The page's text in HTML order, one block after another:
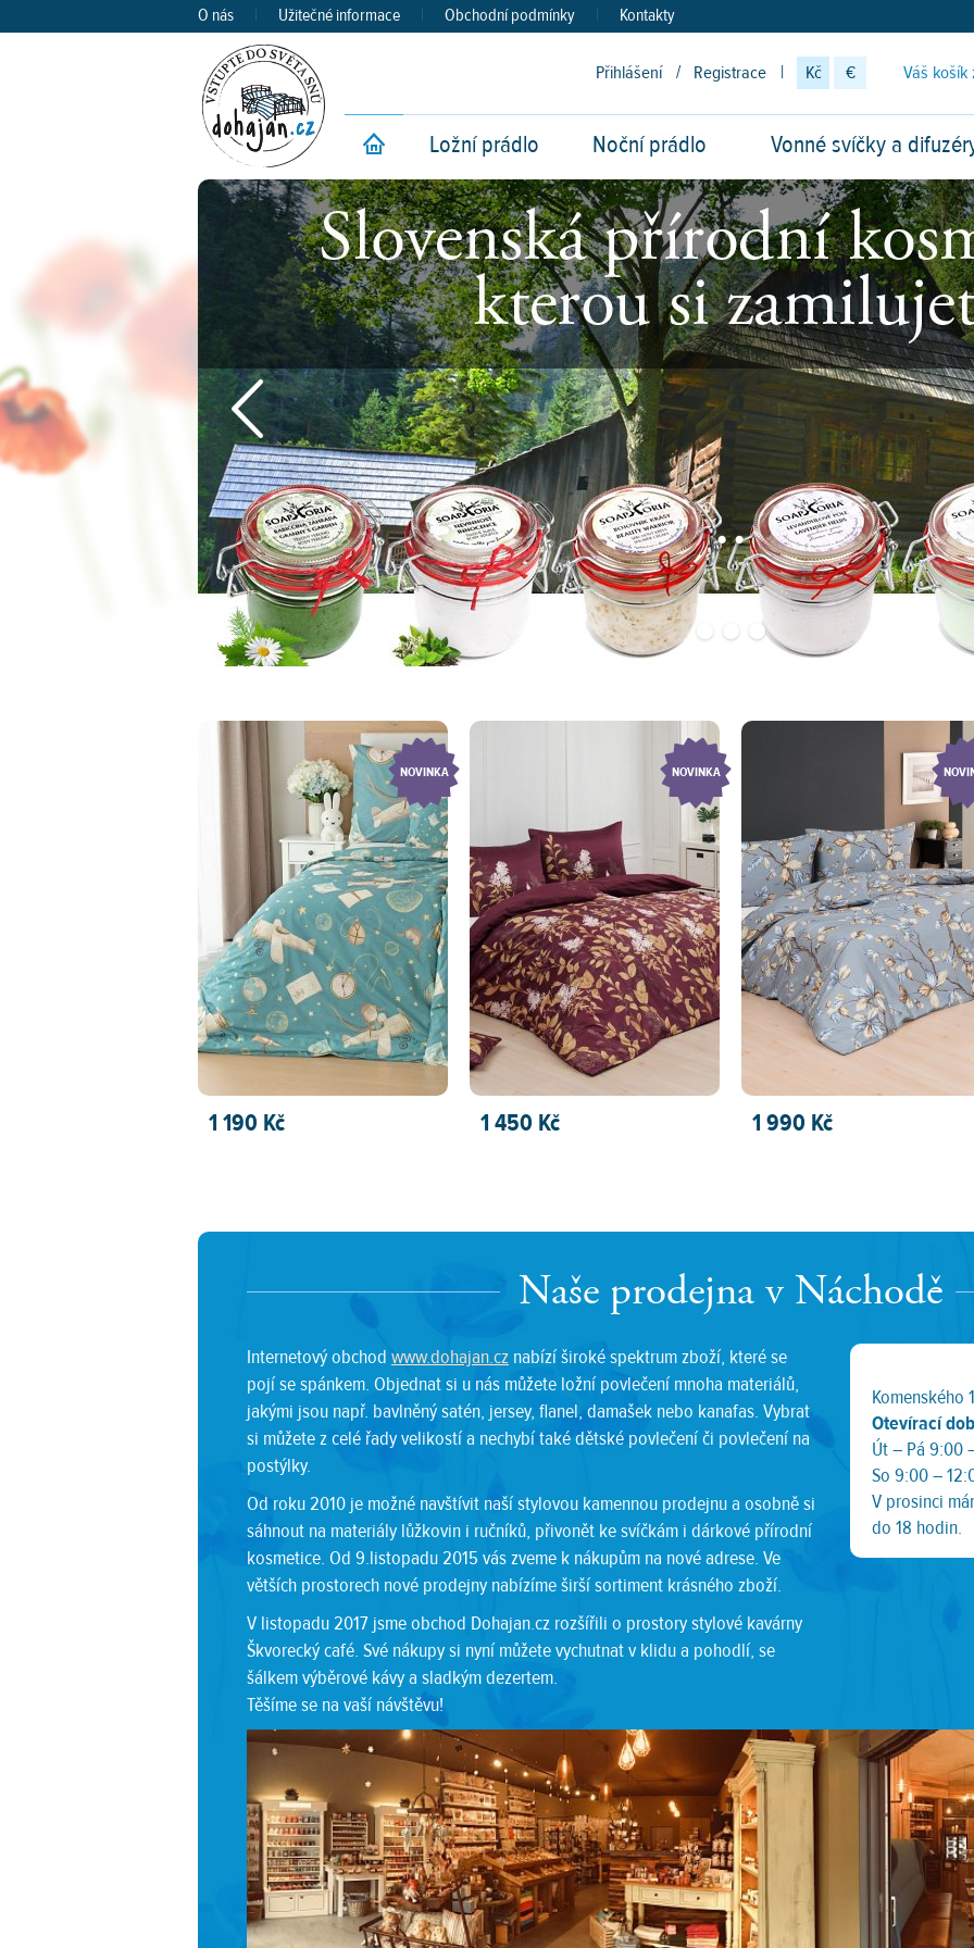
O nás | Užitečné informace | Obchodní podmínky | Kontakty
Přihlášení / Registrace | Kč € Váš
Úvod
Ložní prádlo Noční prádlo Vonné svíčky a
..
1 2
Předchozí
NOVINKA
1 190 Kč
NOVINKA
1 450 Kč 1 990 Kč
Naše prodejna v Náchodě
Internetový obchod www.dohajan.cz nabízí široké spektrum zboží, které se
pojí se spánkem. Objednat si u nás můžete ložní povlečení mnoha materiálů,
jakými jsou např. bavlněný satén, jersey, flanel, damašek nebo kanafas. Vybrat
si můžete z celé řady velikostí a nechybí také dětské povlečení či povlečení na
postýlky.
Od roku 2010 je možné navštívit naší stylovou kamennou prodejnu a osobně si
sáhnout na materiály lůžkovin i ručníků, přivonět ke svíčkám i dárkové přírodní
kosmetice. Od 9.listopadu 2015 vás zveme k nákupům na nové adrese. Ve
větších prostorech nové prodejny nabízíme širší sortiment krásného zboží.
V listopadu 2017 jsme obchod Dohajan.cz rozšířili o prostory stylové kavárny
Škvorecký café. Své nákupy si nyní můžete vychutnat v klidu a pohodlí, se
šálkem výběrové kávy a sladkým dezertem.
Těšíme se na vaší návštěvu!
Komenského
Otevírací
Út – Pá 9:00
So 9:00 –
V prosinci
do 18 hodin.